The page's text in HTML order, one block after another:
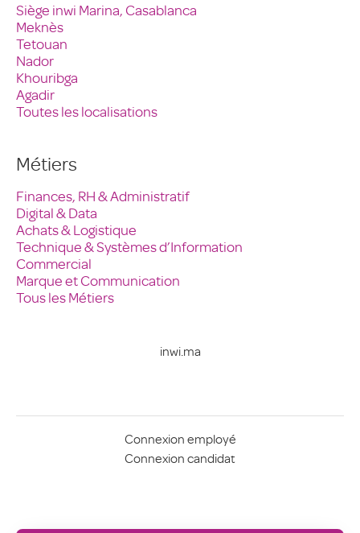
Siège inwi Marina, Casablanca
Meknès
Tetouan
Nador
Khouribga
Agadir
Toutes les localisations
Métiers
Finances, RH & Administratif
Digital & Data
Achats & Logistique
Technique & Systèmes d’Information
Commercial
Marque et Communication
Tous les Métiers
inwi.ma
Connexion employé
Connexion candidat